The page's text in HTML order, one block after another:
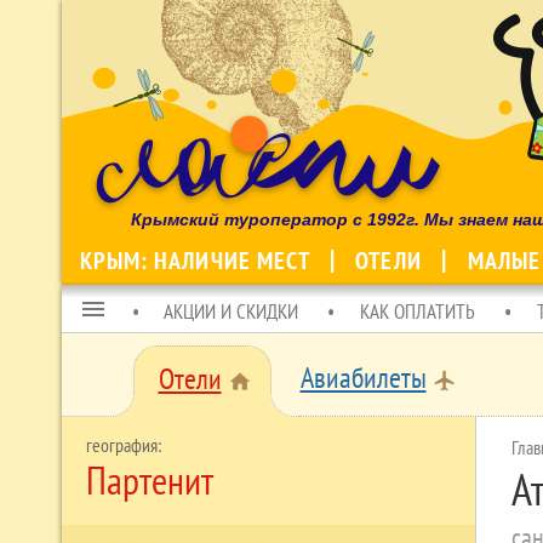
Крымский туроператор с 1992г. Мы знаем
КРЫМ: НАЛИЧИЕ МЕСТ ОТЕЛИ МАЛЫЕ
menu АКЦИИ И СКИДКИ КАК ОПЛАТИТЬ
Отели home Авиабилеты local_airport
Партенит